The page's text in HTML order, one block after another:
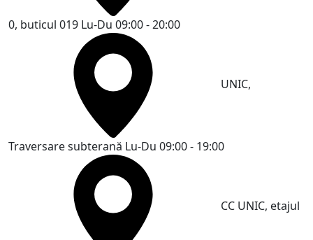
0, buticul 019 Lu-Du 09:00 - 20:00
UNIC,
Traversare subterană Lu-Du 09:00 - 19:00
CC UNIC, etajul